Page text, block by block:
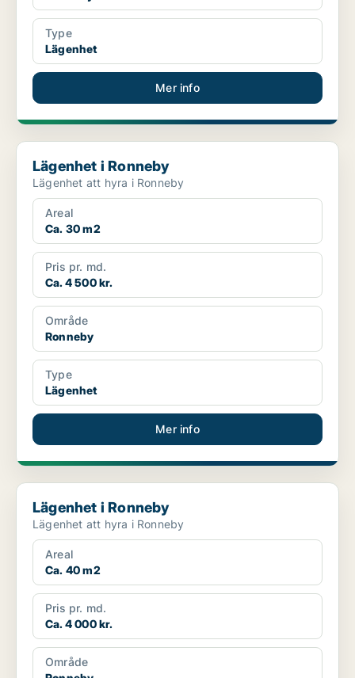
Type
Lägenhet
Mer info
Lägenhet i Ronneby
Lägenhet i Ronneby
Lägenhet att hyra i Ronneby
Areal
Ca. 30 m2
Pris pr. md.
Ca. 4 500 kr.
Område
Ronneby
Type
Lägenhet
Mer info
Lägenhet i Ronneby
Lägenhet i Ronneby
Lägenhet att hyra i Ronneby
Areal
Ca. 40 m2
Pris pr. md.
Ca. 4 000 kr.
Område